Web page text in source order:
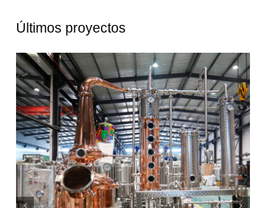
Últimos proyectos